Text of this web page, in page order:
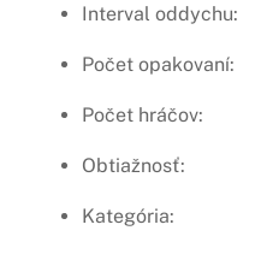
Interval oddychu:
Počet opakovaní:
Počet hráčov:
Obtiažnosť:
Kategória: